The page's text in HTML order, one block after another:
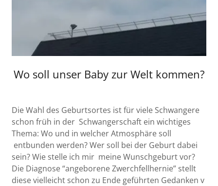
Wo soll unser Baby zur Welt kommen?
Die Wahl des Geburtsortes ist für viele Schwangere
schon früh in der Schwangerschaft ein wichtiges
Thema: Wo und in welcher Atmosphäre soll
entbunden werden? Wer soll bei der Geburt dabei
sein? Wie stelle ich mir meine Wunschgeburt vor?
Die Diagnose “angeborene Zwerchfellhernie” stellt
diese vielleicht schon zu Ende geführten Gedanken v